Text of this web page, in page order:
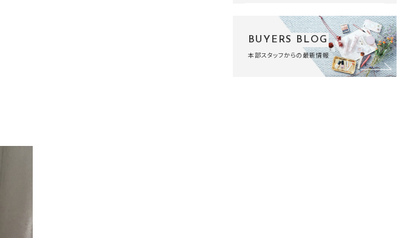
BUYERS BLOG
本部スタッフからの最新情報